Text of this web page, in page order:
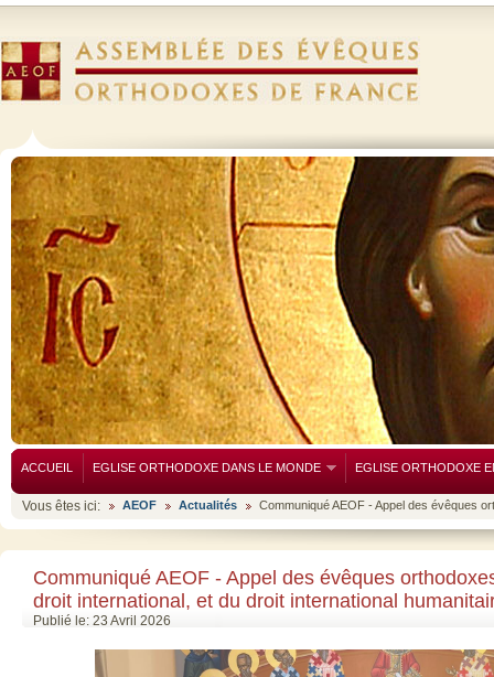
ACCUEIL EGLISE ORTHODOXE DANS LE MONDE EGLISE ORTHODOXE
Vous êtes ici: AEOF Actualités Communiqué AEOF - Appel des évêques
Communiqué AEOF - Appel des évêques
droit international, et du droit international
Publié le: 23 Avril 2026